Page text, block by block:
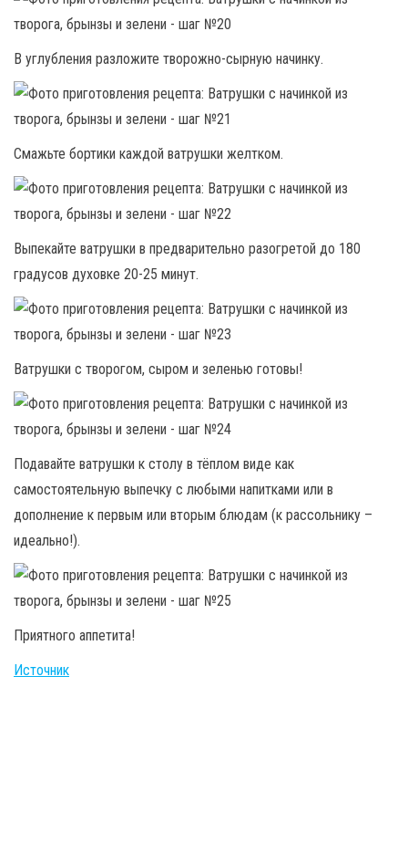
В углубления разложите творожно-сырную начинку.
Смажьте бортики каждой ватрушки желтком.
Выпекайте ватрушки в предварительно разогретой до 180
градусов духовке 20-25 минут.
Ватрушки с творогом, сыром и зеленью готовы!
Подавайте ватрушки к столу в тёплом виде как
самостоятельную выпечку с любыми напитками или в
дополнение к первым или вторым блюдам (к рассольнику –
идеально!).
Приятного аппетита!
Источник